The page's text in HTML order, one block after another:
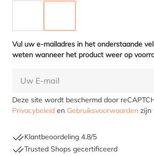
Vul uw e-mailadres in het onderstaande
weten wanneer het product weer op
Deze site wordt beschermd door
Privacybeleid en Gebruiksvoorwaarden zijn
Klantbeoordeling 4.8/5
Trusted Shops gecertificeerd